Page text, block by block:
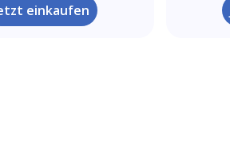
einkaufen